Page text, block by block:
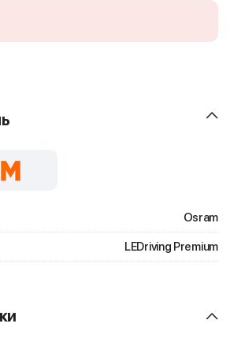
Osram
LEDriving Premium